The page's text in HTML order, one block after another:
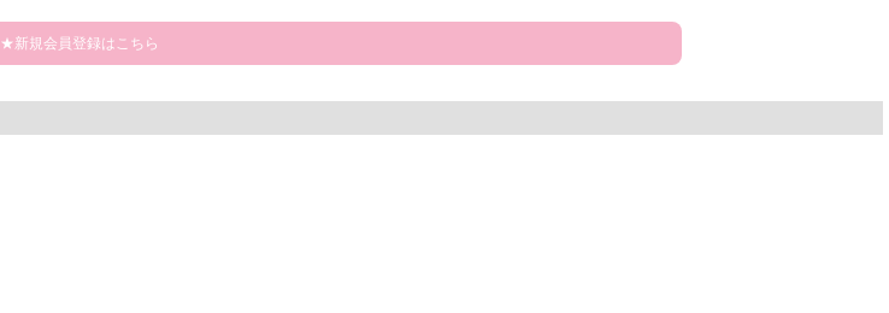
★新規会員登録はこちら